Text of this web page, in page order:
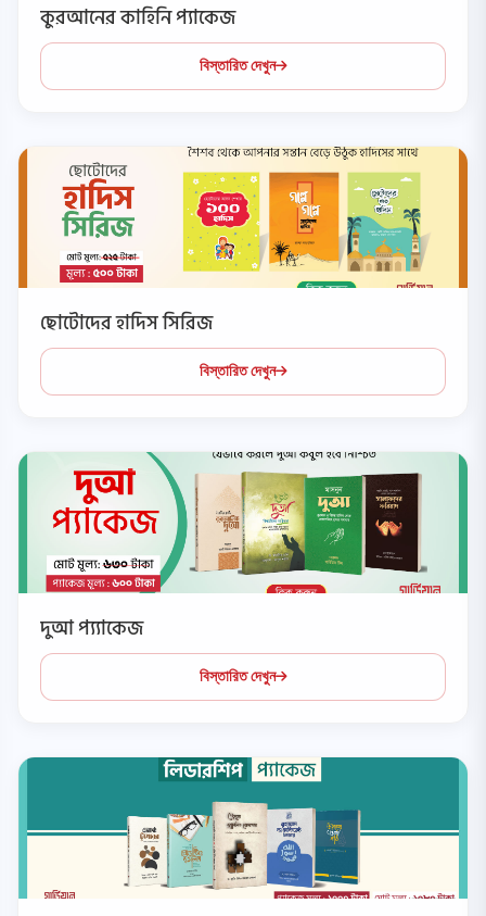
কুরআনের কাহিনি প্যাকেজ
বিস্তারিত দেখুন
ছোটোদের হাদিস সিরিজ
বিস্তারিত দেখুন
দুআ প্য্যাকেজ
বিস্তারিত দেখুন